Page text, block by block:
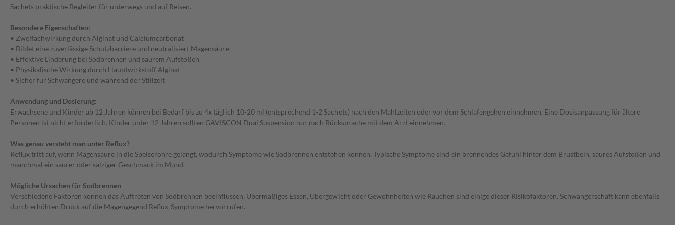
Sachets praktische Begleiter für unterwegs und auf Reisen.
Besondere Eigenschaften:
• Zweifachwirkung durch Alginat und Calciumcarbonat
• Bildet eine zuverlässige Schutzbarriere und neutralisiert Magensäure
• Effektive Linderung bei Sodbrennen und saurem Aufstoßen
• Physikalische Wirkung durch Hauptwirkstoff Alginat
• Sicher für Schwangere und während der Stillzeit
Anwendung und Dosierung:
Erwachsene und Kinder ab 12 Jahren können bei Bedarf bis zu 4x täglich 10-20 ml (entsprechend 1-2 Sachets) nach den Mahlzeiten oder vor dem Schlafengehen einnehmen. Eine Dosisanpassung für ältere
Personen ist nicht erforderlich. Kinder unter 12 Jahren sollten GAVISCON Dual Suspension nur nach Rücksprache mit dem Arzt einnehmen.
Was genau versteht man unter Reflux?
Reflux tritt auf, wenn Magensäure in die Speiseröhre gelangt, wodurch Symptome wie Sodbrennen entstehen können. Typische Symptome sind ein brennendes Gefühl hinter dem Brustbein, saures Aufstoßen und
manchmal ein saurer oder salziger Geschmack im Mund.
Mögliche Ursachen für Sodbrennen
Verschiedene Faktoren können das Auftreten von Sodbrennen beeinflussen. Übermäßiges Essen, Übergewicht oder Gewohnheiten wie Rauchen sind einige dieser Risikofaktoren. Schwangerschaft kann ebenfalls
durch erhöhten Druck auf die Magengegend Reflux-Symptome hervorrufen.